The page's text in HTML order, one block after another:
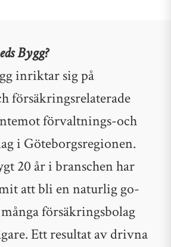
Bygg?
inriktar sig på
försäkringsrelaterade
förvaltnings-och
i Göteborgsregionen.
20 år i branschen har
att bli en naturlig go-
försäkringsbolag
Ett resultat av drivna